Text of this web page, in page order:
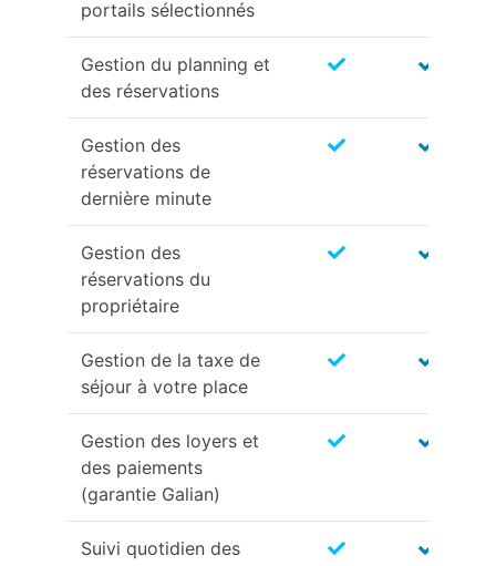
portails sélectionnés
Gestion du planning et
des réservations
Gestion des
réservations de
dernière minute
Gestion des
réservations du
propriétaire
Gestion de la taxe de
séjour à votre place
Gestion des loyers et
des paiements
(garantie Galian)
Suivi quotidien des